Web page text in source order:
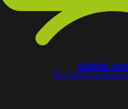
Digital
Przyszłość